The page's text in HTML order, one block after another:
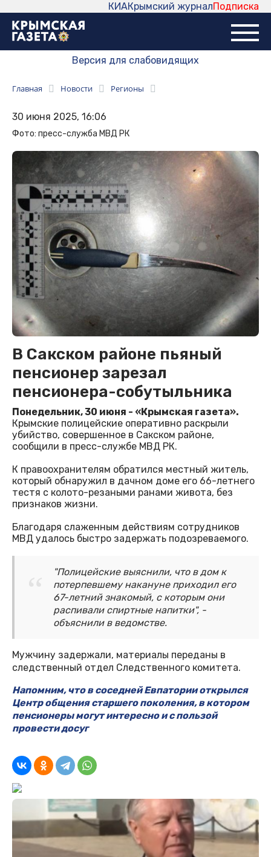
Подписка
Крымский журнал
КИА
Версия для слабовидящих
Главная Новости Регионы
30 июня 2025, 16:06
Фото: пресс-служба МВД РК
В Сакском районе пьяный
пенсионер зарезал
пенсионера-собутыльника
Понедельник, 30 июня - «Крымская газета».
Крымские полицейские оперативно раскрыли
убийство, совершенное в Сакском районе,
сообщили в пресс-службе МВД РК.
К правоохранителям обратился местный житель,
который обнаружил в дачном доме его 66-летнего
тестя с колото-резаными ранами живота, без
признаков жизни.
Благодаря слаженным действиям сотрудников
МВД удалось быстро задержать подозреваемого.
"Полицейские выяснили, что в дом к
потерпевшему накануне приходил его
67-летний знакомый, с которым они
распивали спиртные напитки", -
объяснили в ведомстве.
Мужчину задержали, материалы переданы в
следственный отдел Следственного комитета.
Напомним, чтов соседней Евпатории открылся
Центр общения старшего поколения, в котором
пенсионеры могут интересно и с пользой
провести досуг